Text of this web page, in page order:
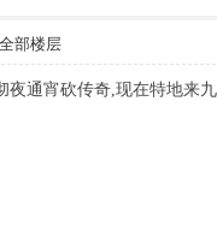
部楼层
通宵砍传奇,现在特地来